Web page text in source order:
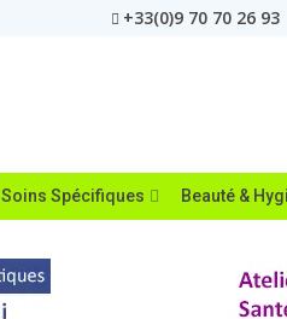
+33(0)9 70 70 26 93
Soins Spécifiques Beauté &